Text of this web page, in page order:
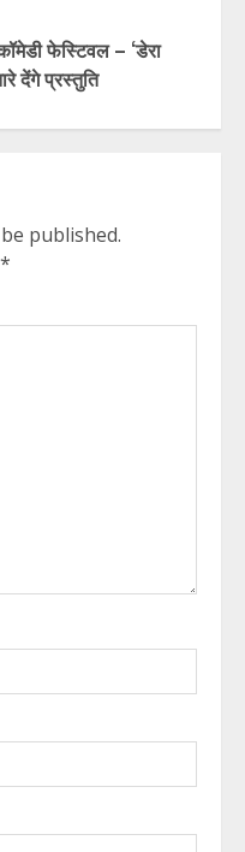
फेस्टिवल – ‘डेरा
देंगे प्रस्तुति
published.
*